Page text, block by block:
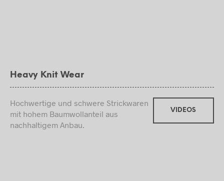
Heavy Knit Wear
Hochwertige und schwere Strickwaren
mit hohem Baumwollanteil aus
nachhaltigem Anbau.
VIDEOS